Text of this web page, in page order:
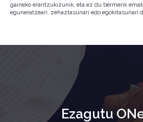
gaineko erantzukizunik, eta ez du bermerik
eguneratzeari, zehaztasunari edo egokitasunari
Ezagutu